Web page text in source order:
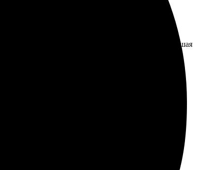
20х20 выполнена качественно. Яркие цвета, хорошая
получили на следующий день. Качество на
для печати!